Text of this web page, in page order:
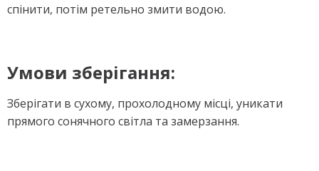
спінити, потім ретельно змити водою.
Умови зберігання:
Зберігати в сухому, прохолодному місці, уникати
прямого сонячного світла та замерзання.